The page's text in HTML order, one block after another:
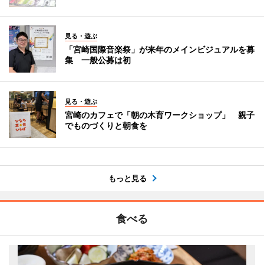
見る・遊ぶ
「宮崎国際音楽祭」が来年のメインビジュアルを募
集 一般公募は初
見る・遊ぶ
宮崎のカフェで「朝の木育ワークショップ」 親子
でものづくりと朝食を
もっと見る
食べる